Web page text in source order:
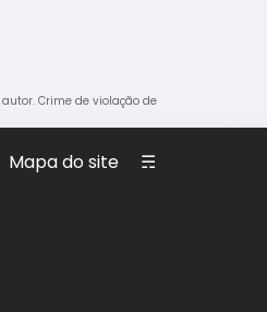
Crime de violação de
Mapa do site ☴